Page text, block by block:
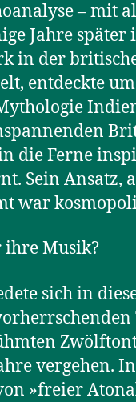
– mit
Jahre später
in der
entdeckte
die Ferne
Sein Ansatz,
war
Musik?
sich in
vergehen.
»freier